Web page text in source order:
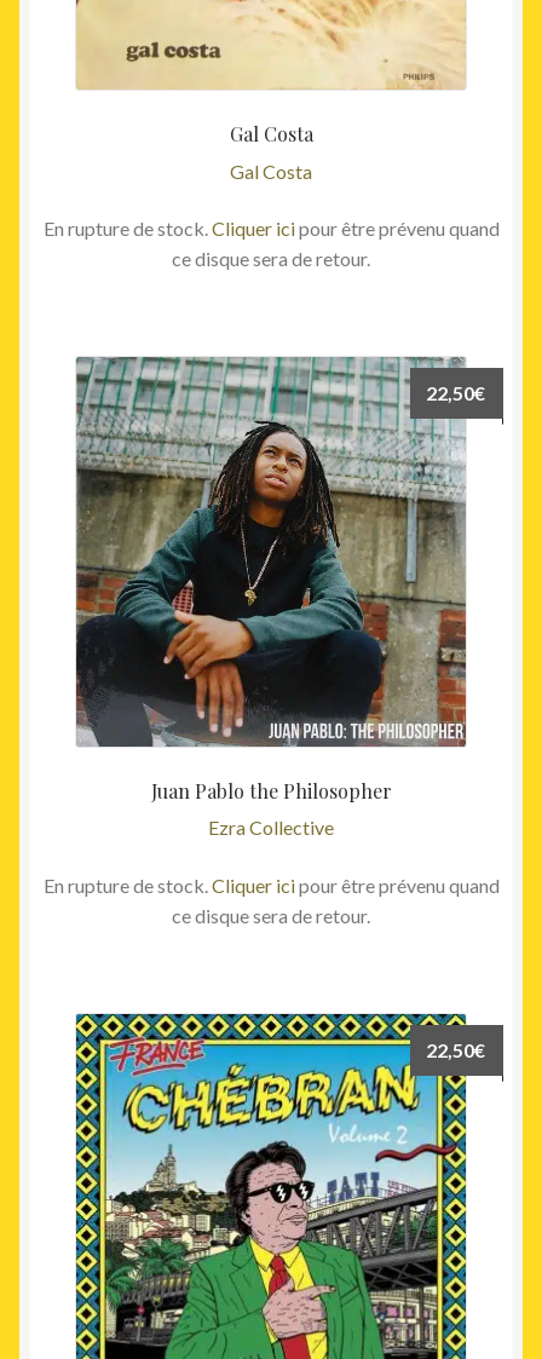
Gal Costa
Gal Costa
En rupture de stock.Cliquer icipour être prévenu quand
ce disque sera de retour.
Juan Pablo the Philosopher
Ezra Collective
22,50€
En rupture de stock.Cliquer icipour être prévenu quand
ce disque sera de retour.
22,50€